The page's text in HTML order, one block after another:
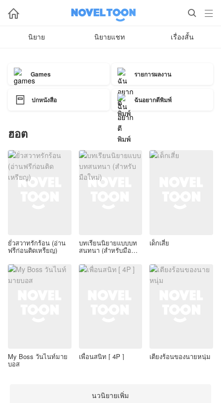
  
นิยาย นิยายแชท เรื่องสั้น
Games รายการผลงาน
 ปกหนังสือ ฉันอยากตีพิมพ์
ฮอต
ยั่วสวาทรักร้อน (อ่าน
ฟรีก่อนติดเหรียญ)
บทเรียนนิยายแบบบท
สนทนา (สำหรับมือ
เด็กเสี่ย
My Boss วันไนท์มาย
บอส
เพื่อนสนิท [ 4P ] เตียงร้อนของนายหนุ่ม
นวนิยายเพิ่ม